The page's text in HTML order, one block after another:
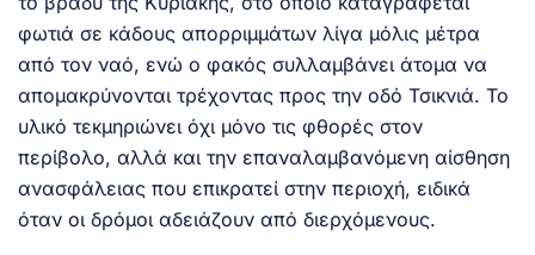
φωτιά σε κάδους απορριμμάτων λίγα μόλις μέτρα
από τον ναό, ενώ ο φακός συλλαμβάνει άτομα να
απομακρύνονται τρέχοντας προς την οδό Τσικνιά. Το
υλικό τεκμηριώνει όχι μόνο τις φθορές στον
περίβολο, αλλά και την επαναλαμβανόμενη αίσθηση
ανασφάλειας που επικρατεί στην περιοχή, ειδικά
όταν οι δρόμοι αδειάζουν από διερχόμενους.